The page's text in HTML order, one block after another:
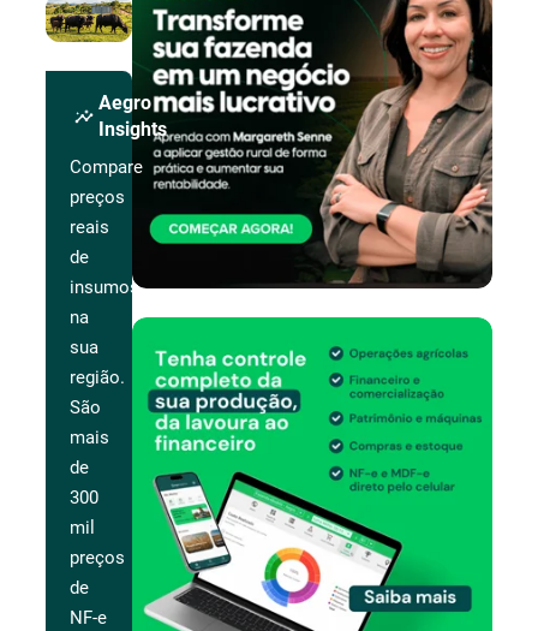
insights
Aegro
Insights
Compare
preços
reais
de
insumos
na
sua
região.
São
mais
de
300
mil
preços
de
NF-e